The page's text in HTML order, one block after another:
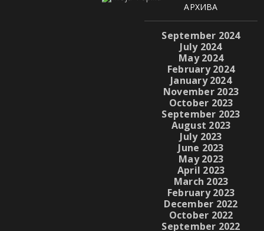
АРХИВА
September 2024
July 2024
May 2024
February 2024
January 2024
November 2023
October 2023
September 2023
August 2023
July 2023
June 2023
May 2023
April 2023
March 2023
February 2023
December 2022
October 2022
September 2022